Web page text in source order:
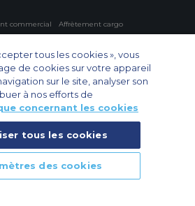
commercial
Affrètement cargo
| 102 Boulevard de Sébastopol, 75003 Paris,
tous les cookies », vous
de cookies sur votre appareil
sur le site, analyser son
à nos efforts de
concernant les cookies
tous les cookies
des cookies